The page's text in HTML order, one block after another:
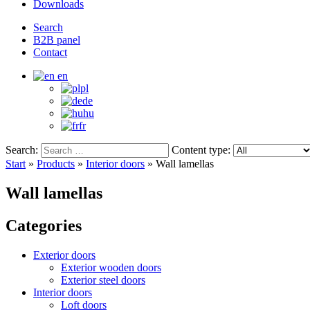
Downloads
Search
B2B panel
Contact
en
pl
de
hu
fr
Search: Content type:
Start » Products » Interior doors » Wall lamellas
Wall lamellas
Categories
Exterior doors
Exterior wooden doors
Exterior steel doors
Interior doors
Loft doors